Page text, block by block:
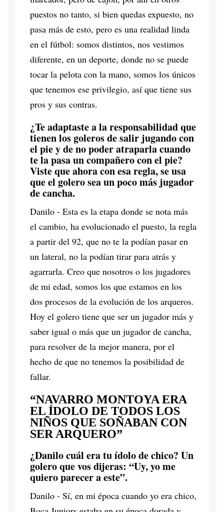
puestos no tanto, si bien quedas expuesto, no
pasa más de esto, pero es una realidad linda
en el fútbol: somos distintos, nos vestimos
diferente, en un deporte, donde no se puede
tocar la pelota con la mano, somos los únicos
que tenemos ese privilegio, así que tiene sus
pros y sus contras.
¿Te adaptaste a la responsabilidad que
tienen los goleros de salir jugando con
el pie y de no poder atraparla cuando
te la pasa un compañero con el pie?
Viste que ahora con esa regla, se usa
que el golero sea un poco más jugador
de cancha.
Danilo - Esta es la etapa donde se nota más
el cambio, ha evolucionado el puesto, la regla
a partir del 92, que no te la podían pasar en
un lateral, no la podían tirar para atrás y
agarrarla. Creo que nosotros o los jugadores
de mi edad, somos los que estamos en los
dos procesos de la evolución de los arqueros.
Hoy el golero tiene que ser un jugador más y
saber igual o más que un jugador de cancha,
para resolver de la mejor manera, por el
hecho de que no tenemos la posibilidad de
fallar.
“NAVARRO MONTOYA ERA
EL ÍDOLO DE TODOS LOS
NIÑOS QUE SOÑABAN CON
SER ARQUERO”
¿Danilo cuál era tu ídolo de chico? Un
golero que vos dijeras: “Uy, yo me
quiero parecer a este”.
Danilo - Sí, en mi época cuando yo era chico,